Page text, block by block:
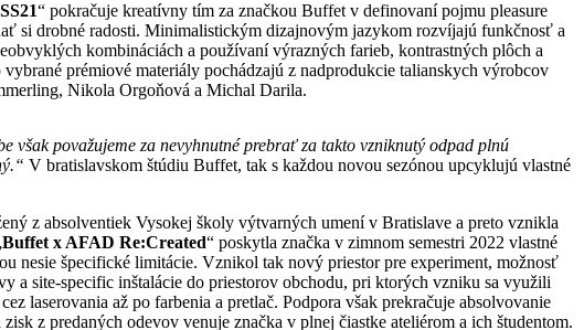
SS21“ pokračuje kreatívny tím za značkou Buffet v definovaní pojmu pleasure
si drobné radosti. Minimalistickým dizajnovým jazykom rozvíjajú funkčnosť a
kombináciách a používaní výrazných farieb, kontrastných plôch a
prémiové materiály pochádzajú z nadprodukcie talianskych výrobcov
Nikola Orgoňová a Michal Darila.
však považujeme za nevyhnutné prebrať za takto vzniknutý odpad plnú
V bratislavskom štúdiu Buffet, tak s každou novou sezónou upcyklujú vlastné
z absolventiek Vysokej školy výtvarných umení v Bratislave a preto vznikla
Buffet x AFAD Re:Created“ poskytla značka v zimnom semestri 2022 vlastné
nesie špecifické limitácie. Vznikol tak nový priestor pre experiment, možnosť
a site-specific inštalácie do priestorov obchodu, pri ktorých vzniku sa využili
laserovania až po farbenia a pretlač. Podpora však prekračuje absolvovanie
z predaných odevov venuje značka v plnej čiastke ateliérom a ich študentom.